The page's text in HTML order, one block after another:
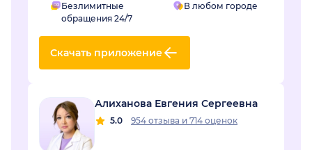
Безлимитные
обращения 24/7
В любом городе
Скачать приложение
Алиханова Евгения Сергеевна
5.0 954 отзыва и 714 оценок